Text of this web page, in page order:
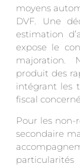
moyens
DVF. Une
estimation
expose le
majoration.
produit des
intégrant les
fiscal concerné.
Pour les non-
secondaire